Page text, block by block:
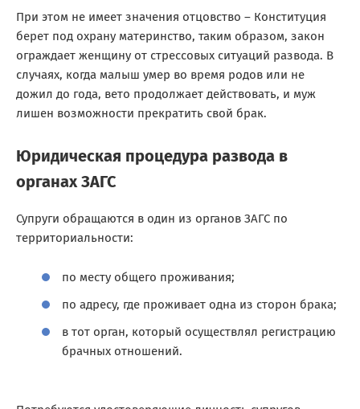
При этом не имеет значения отцовство – Конституция
берет под охрану материнство, таким образом, закон
ограждает женщину от стрессовых ситуаций развода. В
случаях, когда малыш умер во время родов или не
дожил до года, вето продолжает действовать, и муж
лишен возможности прекратить свой брак.
Юридическая процедура развода в
органах ЗАГС
Супруги обращаются в один из органов ЗАГС по
территориальности:
по месту общего проживания;
по адресу, где проживает одна из сторон брака;
в тот орган, который осуществлял регистрацию
брачных отношений.